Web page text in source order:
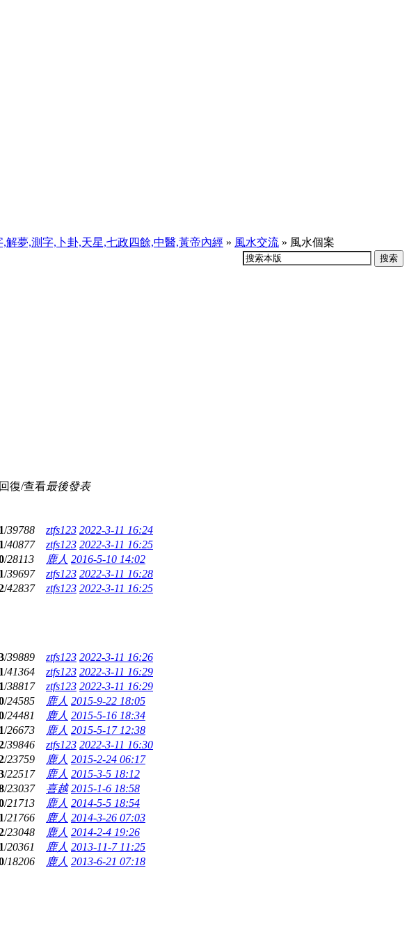
夢,測字,卜卦,天星,七政四餘,中醫,黃帝內經 » 風水交流 » 風水個案
搜索
回復/查看最後發表
1/39788 ztfs123 2022-3-11 16:24
1/40877 ztfs123 2022-3-11 16:25
/28113 鹿人 2016-5-10 14:02
1/39697 ztfs123 2022-3-11 16:28
/42837 ztfs123 2022-3-11 16:25
/39889 ztfs123 2022-3-11 16:26
1/41364 ztfs123 2022-3-11 16:29
1/38817 ztfs123 2022-3-11 16:29
/24585 鹿人 2015-9-22 18:05
/24481 鹿人 2015-5-16 18:34
1/26673 鹿人 2015-5-17 12:38
/39846 ztfs123 2022-3-11 16:30
/23759 鹿人 2015-2-24 06:17
/22517 鹿人 2015-3-5 18:12
/23037 喜越 2015-1-6 18:58
/21713 鹿人 2014-5-5 18:54
1/21766 鹿人 2014-3-26 07:03
/23048 鹿人 2014-2-4 19:26
1/20361 鹿人 2013-11-7 11:25
/18206 鹿人 2013-6-21 07:18